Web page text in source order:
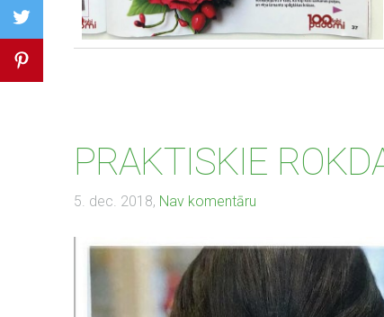
PRAKTISKIE
5. dec. 2018, Nav komentāru